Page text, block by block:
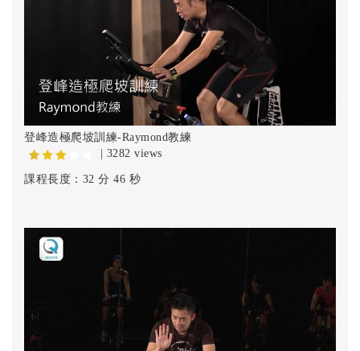
登峰造極爬坡訓練-Raymond教練
| 3282 views
課程長度：32 分 46 秒